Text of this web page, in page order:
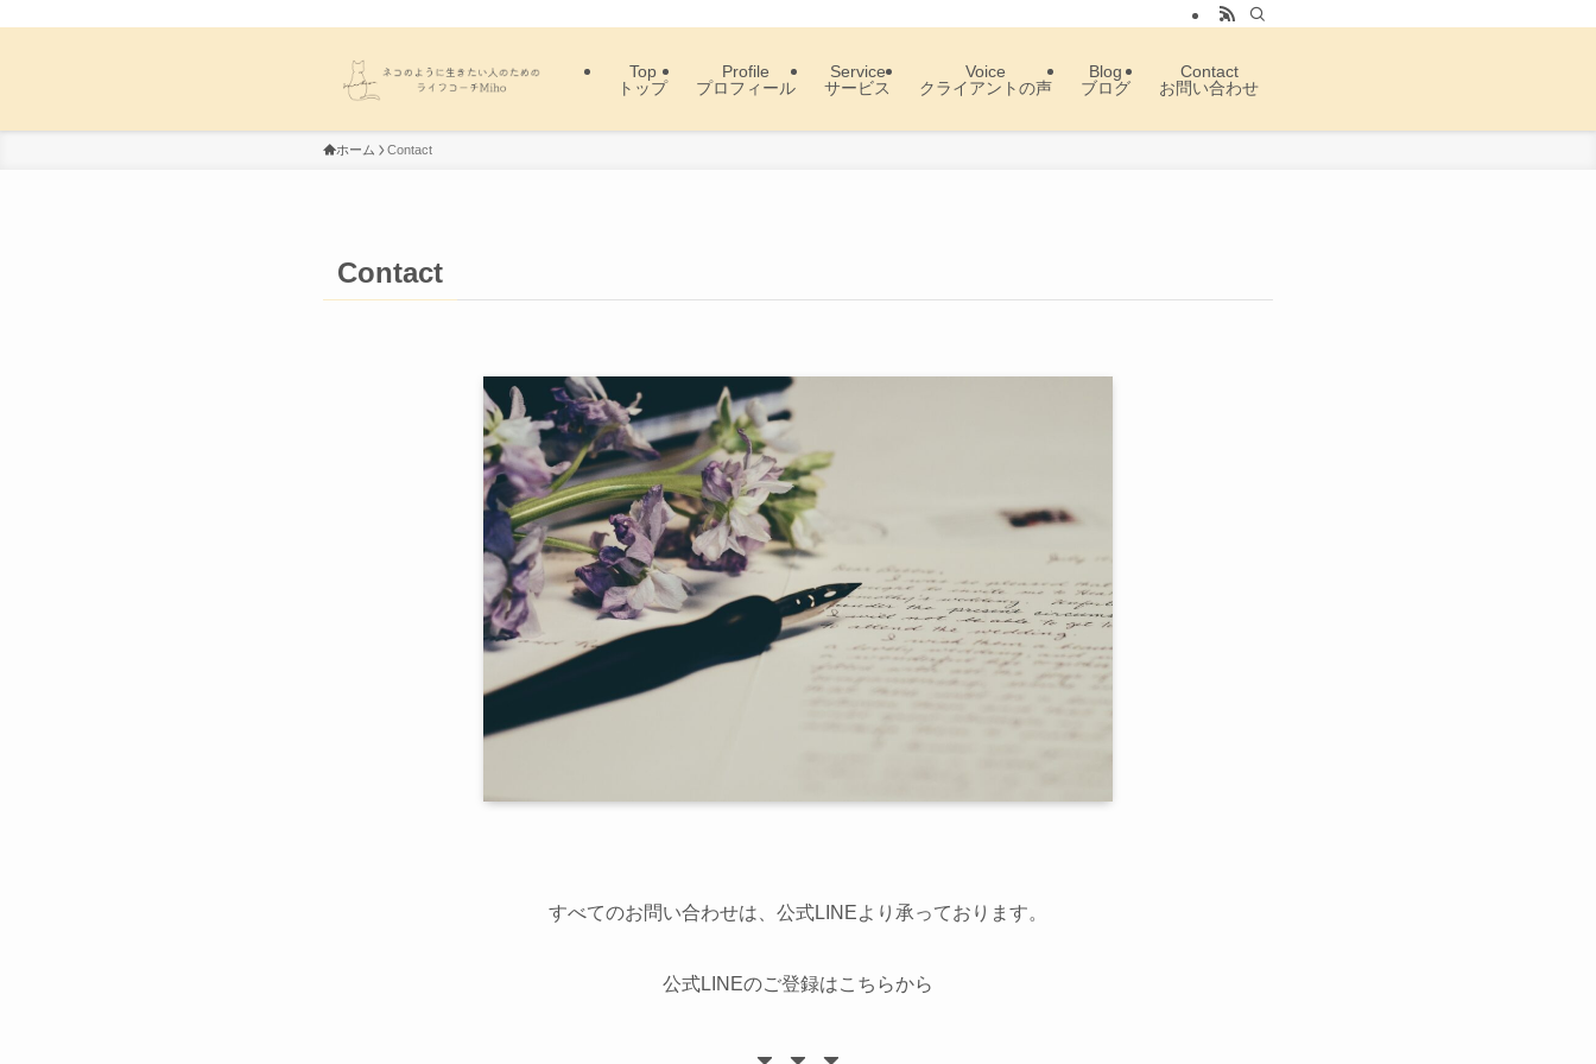
Top
トップ
Profile
プロフィール
Service
サービス
Voice
クライアントの声
Blog
ブログ
Contact
お問い合わせ
ホーム Contact
Contact
すべてのお問い合わせは、公式LINEより承っております。
公式LINEのご登録はこちらから